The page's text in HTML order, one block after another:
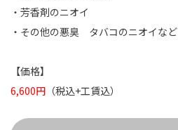
・芳香剤のニオイ
・その他の悪臭 タバコのニオイなど
【価格】
6,600円 （税込+工賃込）